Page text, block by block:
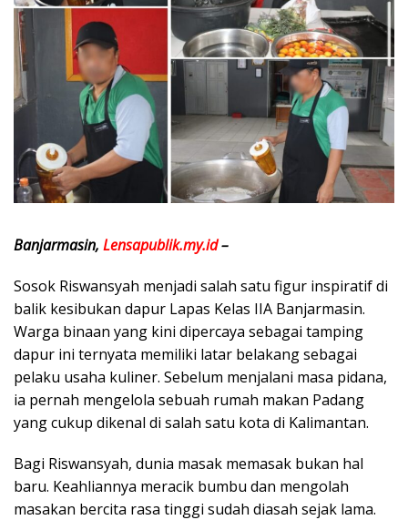
Banjarmasin, Lensapublik.my.id–
Sosok Riswansyah menjadi salah satu figur inspiratif di
balik kesibukan dapur Lapas Kelas IIA Banjarmasin.
Warga binaan yang kini dipercaya sebagai tamping
dapur ini ternyata memiliki latar belakang sebagai
pelaku usaha kuliner. Sebelum menjalani masa pidana,
ia pernah mengelola sebuah rumah makan Padang
yang cukup dikenal di salah satu kota di Kalimantan.
Bagi Riswansyah, dunia masak memasak bukan hal
baru. Keahliannya meracik bumbu dan mengolah
masakan bercita rasa tinggi sudah diasah sejak lama.